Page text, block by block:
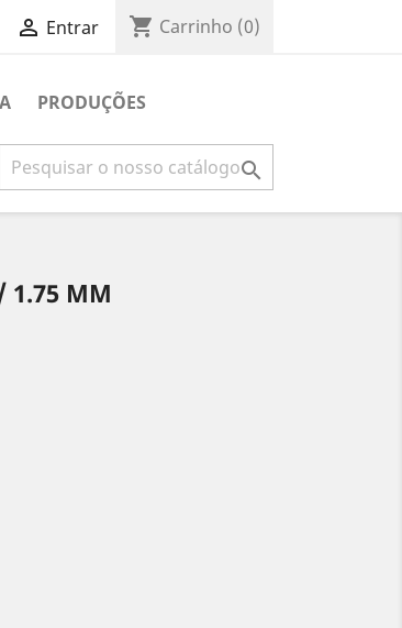
 Entrar shopping_cart Carrinho (0)
PRODUÇÕES

1.75 MM